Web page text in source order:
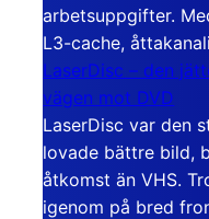
arbetsuppgifter.
L3-cache,
LaserDisc – den
vägen mot DVD
LaserDisc var den
lovade bättre bild,
åtkomst än VHS.
igenom på bred